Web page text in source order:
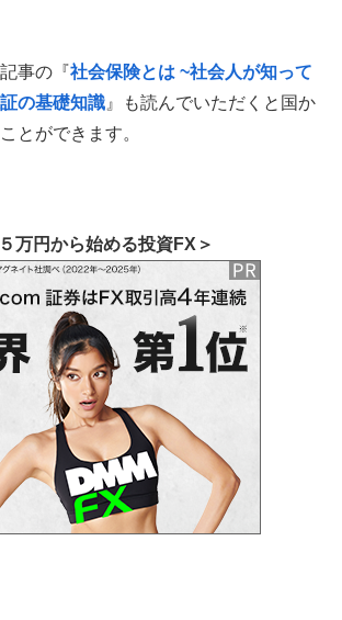
事の『社会保険とは ~社会人が知って
の基礎知識 』も読んでいただくと国か
とができます。
万円から始める投資FX＞